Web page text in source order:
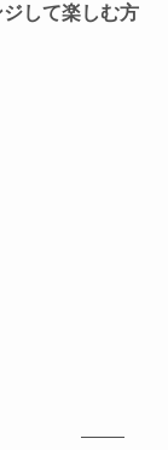
して楽しむ方